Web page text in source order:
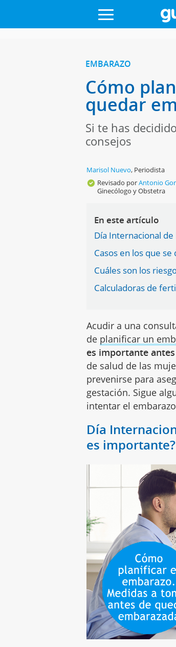
EMBARAZO
Cómo
quedar
Si te has
consejos
Marisol Nuevo, Periodista
Revisado porAntonio
Ginecólogo y Obstetra
En este artículo
Día Internacional
Casos en los que
Cuáles son los
Calculadoras de
Acudir a una
de planificar un
es importante
de salud de las
prevenirse para
gestación. Sigue
intentar el
Día
es importante?